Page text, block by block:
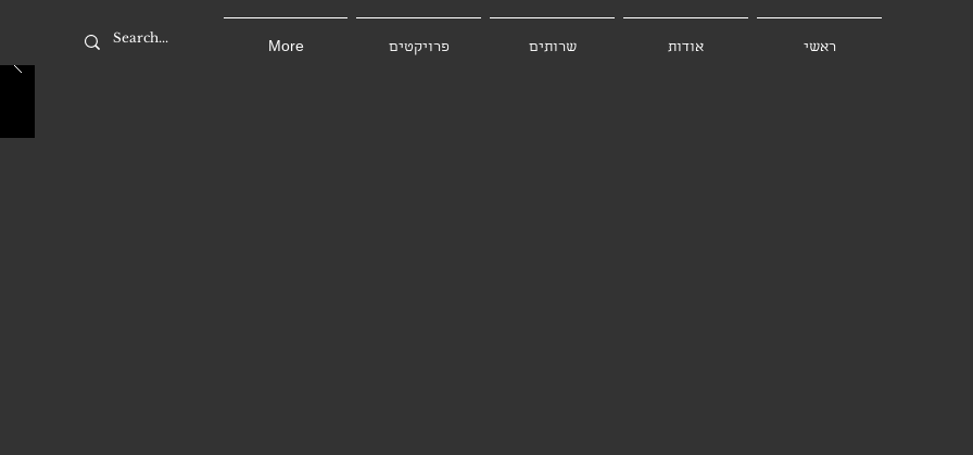
ראשי אודות שרותים פרויקטים More